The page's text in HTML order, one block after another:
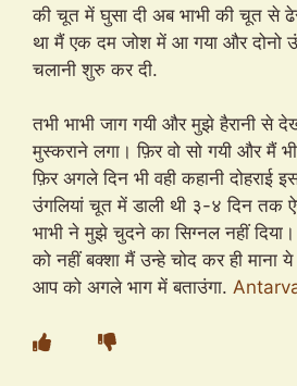
की चूत में घुसा दी अब भाभी की चूत से ढेर
था मैं एक दम जोश में आ गया और दोनो
चलानी शुरु कर दी.
तभी भाभी जाग गयी और मुझे हैरानी से
मुस्कराने लगा। फ़िर वो सो गयी और मैं
फ़िर अगले दिन भी वही कहानी दोहराई
उंगलियां चूत में डाली थी ३-४ दिन तक
भाभी ने मुझे चुदने का सिग्नल नहीं
को नहीं बक्शा मैं उन्हे चोद कर ही
आप को अगले भाग में बताउंगा.